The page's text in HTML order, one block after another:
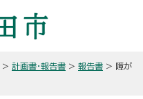
> 計画書・報告書 > 報告書 > 障が